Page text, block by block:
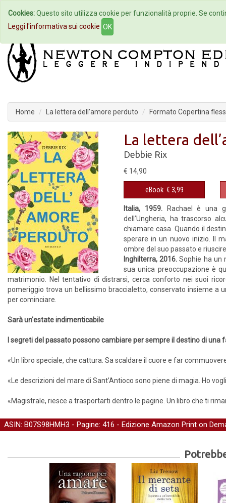
Home Autori Eventi
Home La lettera dell’amore perduto Formato Copertina
La lettera
Debbie Rix
€ 14,90
eBook € 3,99
Italia, 1959.Rachael è una
dell’Ungheria, ha trascorso
chiamare casa. Quando il
sperare in un nuovo inizio. Il
ombre del suo passato e
Inghilterra, 2016.Sophie ha un
sua unica preoccupazione è
matrimonio. Nel tentativo di distrarsi, cerca conforto nei suoi
pomeriggio trova un bellissimo braccialetto, conservato insieme a
per cominciare.
Sarà un'estate indimenticabile
I segreti del passato possono cambiare per sempre il destino di una
«Un libro speciale, che cattura. Sa scaldare il cuore e far
«Le descrizioni del mare di Sant’Antioco sono piene di magia. Ho
«Magistrale, riesce a trasportarti dentro le pagine. Un libro che ti
ASIN: B07S98HMH3 - Pagine: 416 - Edizione Amazon Print on
Cookies:Questo sito utilizza cookie per funzionalità proprie. Se
Leggi l'informativa sui cookie OK